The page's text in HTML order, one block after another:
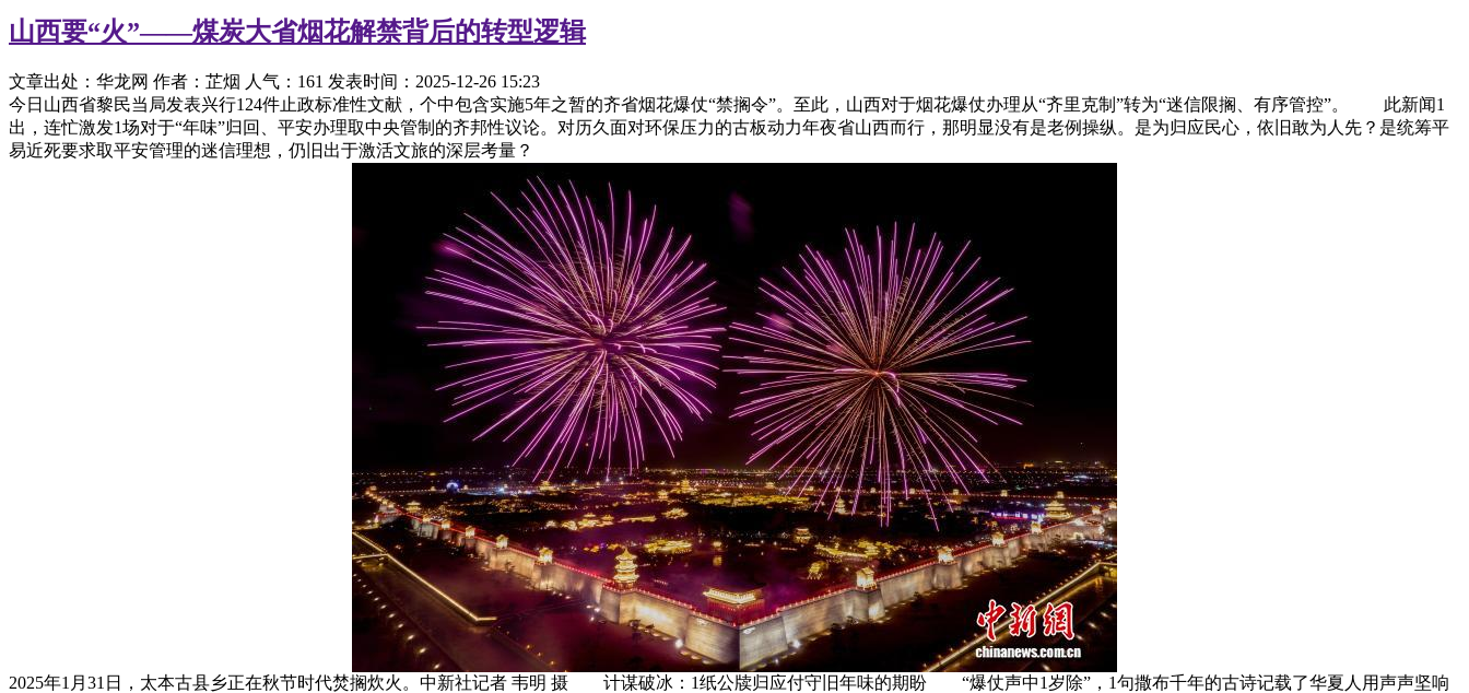
山西要“火”——煤炭大省烟花解禁背后的转型逻辑
文章出处：华龙网 作者：芷烟 人气：161 发表时间：2025-12-26 15:23
今日山西省黎民当局发表兴行124件止政标准性文献，个中包含实施5年之暂的齐省烟花爆仗“禁搁令”。至此，山西对于烟花爆仗办理从“齐里克制”转为“迷信限搁、有序管控”。 此新闻1
出，连忙激发1场对于“年味”归回、平安办理取中央管制的齐邦性议论。对历久面对环保压力的古板动力年夜省山西而行，那明显没有是老例操纵。是为归应民心，依旧敢为人先？是统筹平
易近死要求取平安管理的迷信理想，仍旧出于激活文旅的深层考量？
2025年1月31日，太本古县乡正在秋节时代焚搁炊火。中新社记者 韦明 摄 计谋破冰：1纸公牍归应付守旧年味的期盼 “爆仗声中1岁除”，1句撒布千年的古诗记载了华夏人用声声坚响